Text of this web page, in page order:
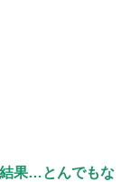
果…とんでもな